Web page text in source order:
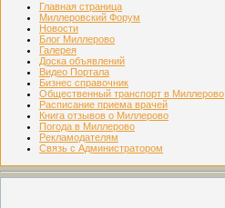
Главная страница
Миллеровский Форум
Новости
Блог Миллерово
Галерея
Доска объявлений
Видео Портала
Бизнес справочник
Общественный транспорт в Миллерово
Расписание приема врачей
Книга отзывов о Миллерово
Погода в Миллерово
Рекламодателям
Связь с Администратором